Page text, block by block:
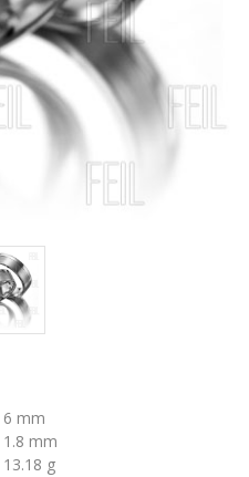
6 mm
1.8 mm
13.18 g